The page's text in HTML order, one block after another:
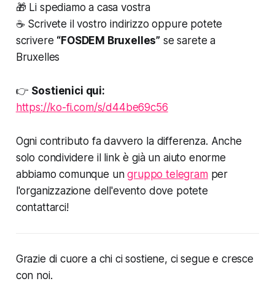
🎁 Li spediamo a casa vostra
☕ Scrivete il vostro indirizzo oppure potete
scrivere “FOSDEM Bruxelles” se sarete a
Bruxelles
👉 Sostienici qui:
https://ko-fi.com/s/d44be69c56
Ogni contributo fa davvero la differenza. Anche
solo condividere il link è già un aiuto enorme
abbiamo comunque ungruppo telegramper
l'organizzazione dell'evento dove potete
contattarci!
Grazie di cuore a chi ci sostiene, ci segue e cresce
con noi.